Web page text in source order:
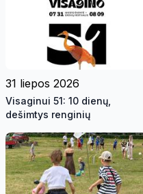
31 liepos 2026
Visaginui 51: 10 dienų,
dešimtys renginių